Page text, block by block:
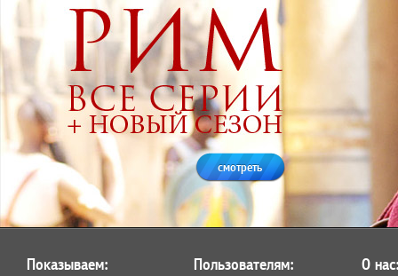
смотреть
Показываем: Пользователям: О